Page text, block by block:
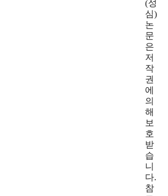
(성
심)
논
문
은
저
작
권
에
의
해
보
호
받
습
니
다.
참